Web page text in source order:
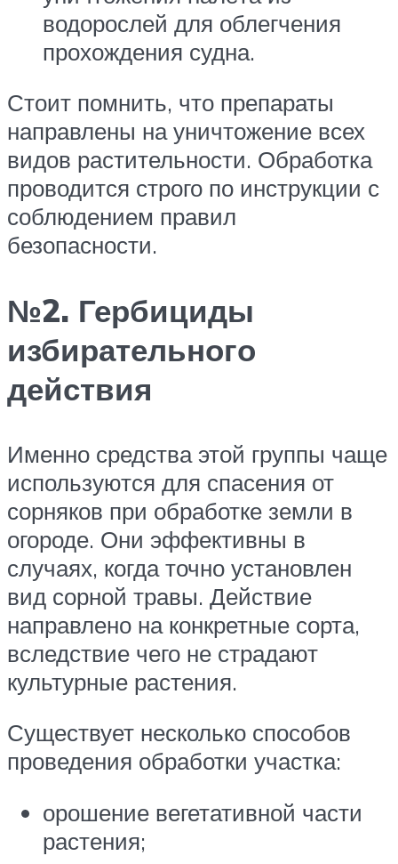
водорослей для облегчения
прохождения судна.
Стоит помнить, что препараты
направлены на уничтожение всех
видов растительности. Обработка
проводится строго по инструкции с
соблюдением правил
безопасности.
№2. Гербициды
избирательного
действия
Именно средства этой группы чаще
используются для спасения от
сорняков при обработке земли в
огороде. Они эффективны в
случаях, когда точно установлен
вид сорной травы. Действие
направлено на конкретные сорта,
вследствие чего не страдают
культурные растения.
Существует несколько способов
проведения обработки участка:
орошение вегетативной части
растения;